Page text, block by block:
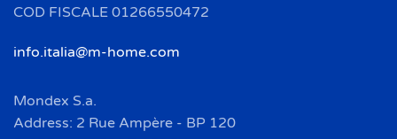
COD FISCALE 01266550472
info.italia@m-home.com
Mondex S.a.
Address: 2 Rue Ampère - BP 120